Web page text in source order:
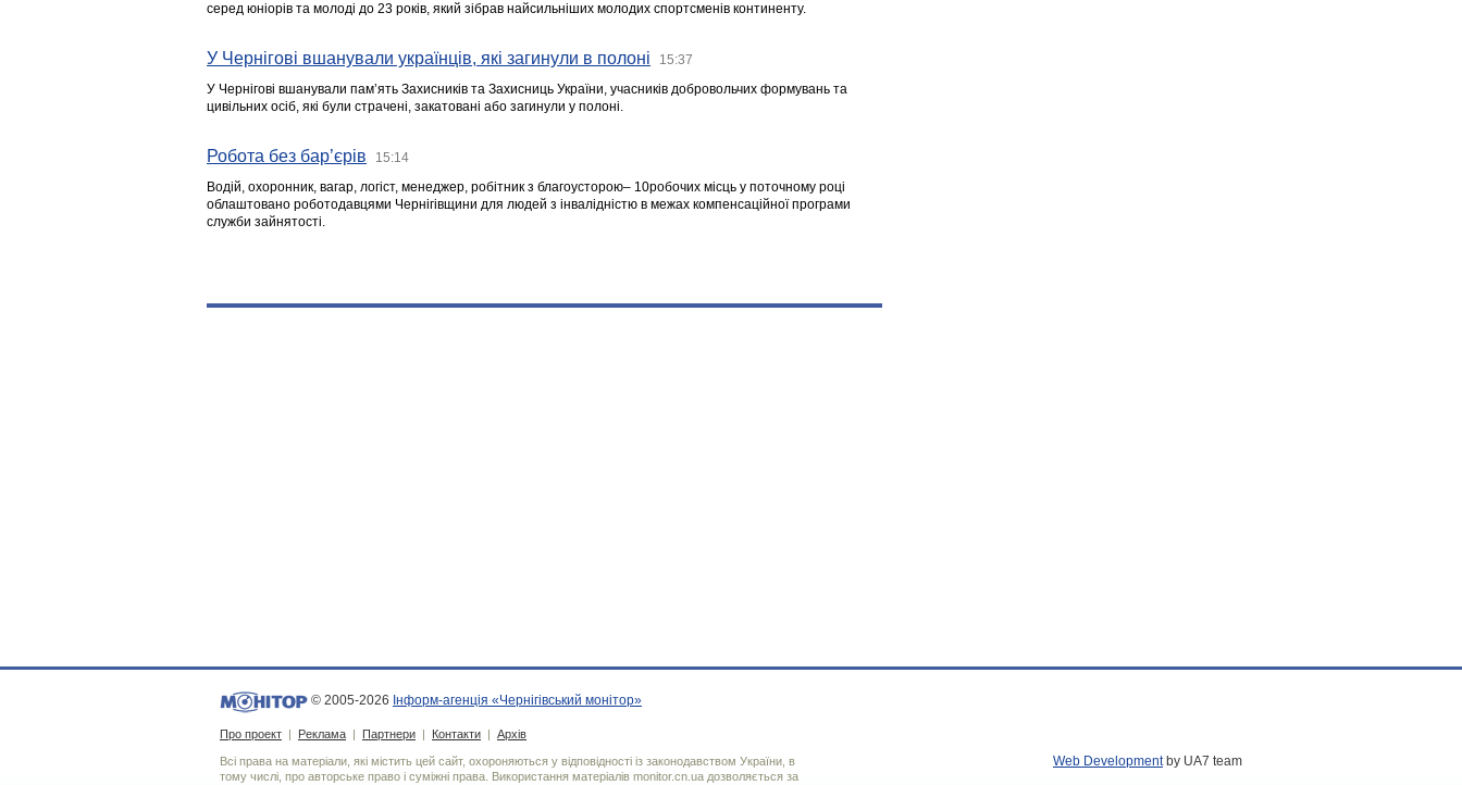
серед юніорів та молоді до 23 років, який зібрав найсильніших молодих спортсменів континенту.
У Чернігові вшанували українців, які загинули в полоні 15:37
У Чернігові вшанували пам’ять Захисників та Захисниць України, учасників добровольчих формувань та
цивільних осіб, які були страчені, закатовані або загинули у полоні.
Робота без бар’єрів 15:14
Водій, охоронник, вагар, логіст, менеджер, робітник з благоусторою– 10робочих місць у поточному році
облаштовано роботодавцями Чернігівщини для людей з інвалідністю в межах компенсаційної програми
служби зайнятості.
© 2005-2026 Інформ-агенція «Чернігівський монітор»
Про проект | Реклама | Партнери | Контакти | Архів
Всі права на матеріали, які містить цей сайт, охороняються у відповідності із законодавством України, в
тому числі, про авторське право і суміжні права. Використання матерiалiв monitor.cn.ua дозволяється за
Web Developmentby UA7 team